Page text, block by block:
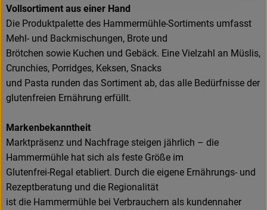
Vollsortiment aus einer Hand
Die Produktpalette des Hammermühle-Sortiments umfasst
Mehl- und Backmischungen, Brote und
Brötchen sowie Kuchen und Gebäck. Eine Vielzahl an Müslis,
Crunchies, Porridges, Keksen, Snacks
und Pasta runden das Sortiment ab, das alle Bedürfnisse der
glutenfreien Ernährung erfüllt.
Markenbekanntheit
Marktpräsenz und Nachfrage steigen jährlich – die
Hammermühle hat sich als feste Größe im
Glutenfrei-Regal etabliert. Durch die eigene Ernährungs- und
Rezeptberatung und die Regionalität
ist die Hammermühle bei Verbrauchern als kundennaher